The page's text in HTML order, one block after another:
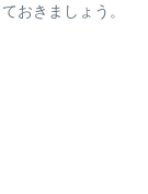
おきましょう。